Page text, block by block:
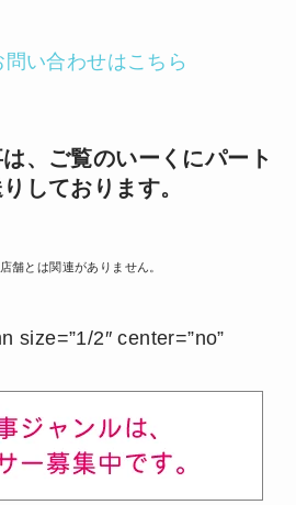
い合わせはこちら
は、ご覧のいーくにパート
しております。
舗とは関連がありません。
size=”1/2″ center=”no”